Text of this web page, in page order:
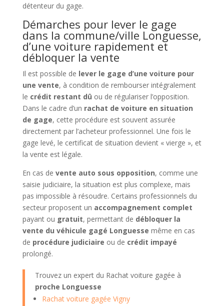
détenteur du gage.
Démarches pour lever le gage
dans la commune/ville Longuesse,
d’une voiture rapidement et
débloquer la vente
Il est possible de lever le gage d’une voiture pour
une vente, à condition de rembourser intégralement
le crédit restant dû ou de régulariser l’opposition.
Dans le cadre d’un rachat de voiture en situation
de gage, cette procédure est souvent assurée
directement par l’acheteur professionnel. Une fois le
gage levé, le certificat de situation devient « vierge », et
la vente est légale.
En cas de vente auto sous opposition, comme une
saisie judiciaire, la situation est plus complexe, mais
pas impossible à résoudre. Certains professionnels du
secteur proposent un accompagnement complet
payant ou gratuit, permettant de débloquer la
vente du véhicule gagé Longuesse même en cas
de procédure judiciaire ou de crédit impayé
prolongé.
Trouvez un expert du Rachat voiture gagée à
proche Longuesse
Rachat voiture gagée Vigny